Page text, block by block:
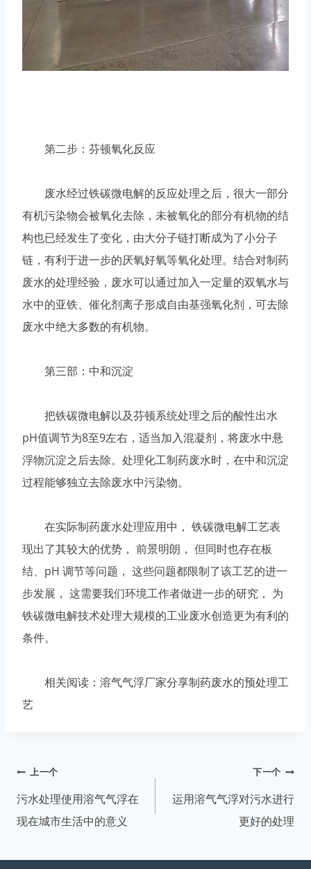
第二步：芬顿氧化反应
废水经过铁碳微电解的反应处理之后，很大一部分
有机污染物会被氧化去除，未被氧化的部分有机物的结
构也已经发生了变化，由大分子链打断成为了小分子
链，有利于进一步的厌氧好氧等氧化处理。结合对制药
废水的处理经验，废水可以通过加入一定量的双氧水与
水中的亚铁、催化剂离子形成自由基强氧化剂，可去除
废水中绝大多数的有机物。
第三部：中和沉淀
把铁碳微电解以及芬顿系统处理之后的酸性出水
pH值调节为8至9左右，适当加入混凝剂，将废水中悬
浮物沉淀之后去除。处理化工制药废水时，在中和沉淀
过程能够独立去除废水中污染物。
在实际制药废水处理应用中， 铁碳微电解工艺表
现出了其较大的优势， 前景明朗， 但同时也存在板
结、pH 调节等问题， 这些问题都限制了该工艺的进一
步发展， 这需要我们环境工作者做进一步的研究， 为
铁碳微电解技术处理大规模的工业废水创造更为有利的
条件。
相关阅读：溶气气浮厂家分享制药废水的预处理工
艺
文
章
导
上一个
污水处理使用溶气气浮在
现在城市生活中的意义
下一个
运用溶气气浮对污水进行
更好的处理